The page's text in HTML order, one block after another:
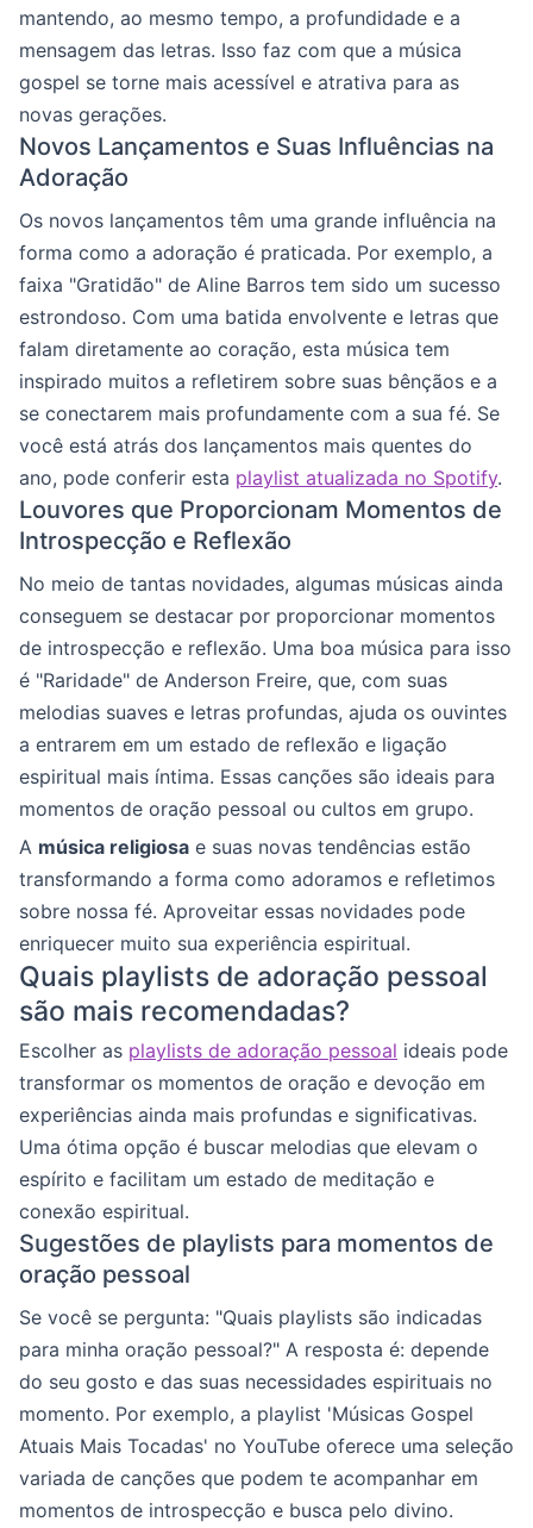
mantendo, ao mesmo tempo, a profundidade e a
mensagem das letras. Isso faz com que a música
gospel se torne mais acessível e atrativa para as
novas gerações.
Novos Lançamentos e Suas Influências na
Adoração
Os novos lançamentos têm uma grande influência na
forma como a adoração é praticada. Por exemplo, a
faixa "Gratidão" de Aline Barros tem sido um sucesso
estrondoso. Com uma batida envolvente e letras que
falam diretamente ao coração, esta música tem
inspirado muitos a refletirem sobre suas bênçãos e a
se conectarem mais profundamente com a sua fé. Se
você está atrás dos lançamentos mais quentes do
ano, pode conferir esta playlist atualizada no Spotify.
Louvores que Proporcionam Momentos de
Introspecção e Reflexão
No meio de tantas novidades, algumas músicas ainda
conseguem se destacar por proporcionar momentos
de introspecção e reflexão. Uma boa música para isso
é "Raridade" de Anderson Freire, que, com suas
melodias suaves e letras profundas, ajuda os ouvintes
a entrarem em um estado de reflexão e ligação
espiritual mais íntima. Essas canções são ideais para
momentos de oração pessoal ou cultos em grupo.
A música religiosa e suas novas tendências estão
transformando a forma como adoramos e refletimos
sobre nossa fé. Aproveitar essas novidades pode
enriquecer muito sua experiência espiritual.
Quais playlists de adoração pessoal
são mais recomendadas?
Escolher as playlists de adoração pessoal ideais pode
transformar os momentos de oração e devoção em
experiências ainda mais profundas e significativas.
Uma ótima opção é buscar melodias que elevam o
espírito e facilitam um estado de meditação e
conexão espiritual.
Sugestões de playlists para momentos de
oração pessoal
Se você se pergunta: "Quais playlists são indicadas
para minha oração pessoal?" A resposta é: depende
do seu gosto e das suas necessidades espirituais no
momento. Por exemplo, a playlist 'Músicas Gospel
Atuais Mais Tocadas' no YouTube oferece uma seleção
variada de canções que podem te acompanhar em
momentos de introspecção e busca pelo divino.